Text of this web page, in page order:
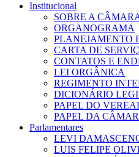
Institucional
SOBRE A
ORGANOGRAMA
PLANEJAMENTO
CARTA DE
CONTATOS E
LEI ORGÂNICA
REGIMENTO
DICIONÁRIO
PAPEL DO
PAPEL DA
Parlamentares
LEVI
LUIS FELIPE